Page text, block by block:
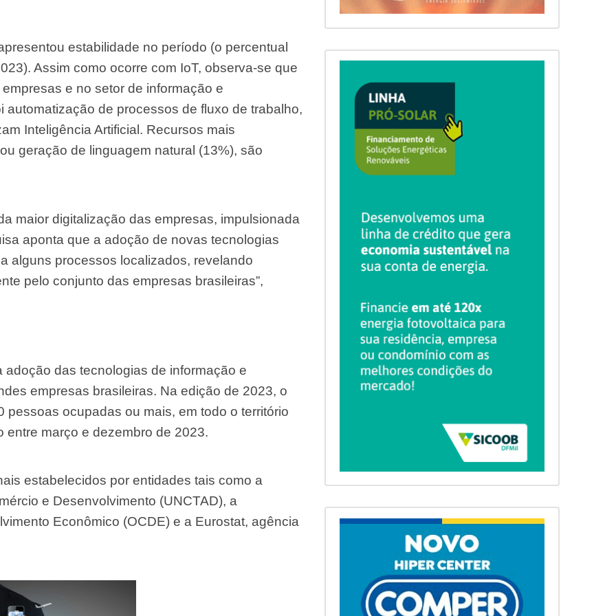
estabilidade no período (o percentual
Assim como ocorre com IoT, observa-se que
e no setor de informação e
de processos de fluxo de trabalho,
Inteligência Artificial. Recursos mais
geração de linguagem natural (13%), são
maior digitalização das empresas, impulsionada
aponta que a adoção de novas tecnologias
alguns processos localizados, revelando
pelo conjunto das empresas brasileiras”,
das tecnologias de informação e
empresas brasileiras. Na edição de 2023, o
ocupadas ou mais, em todo o território
março e dezembro de 2023.
estabelecidos por entidades tais como a
e Desenvolvimento (UNCTAD), a
Econômico (OCDE) e a Eurostat, agência